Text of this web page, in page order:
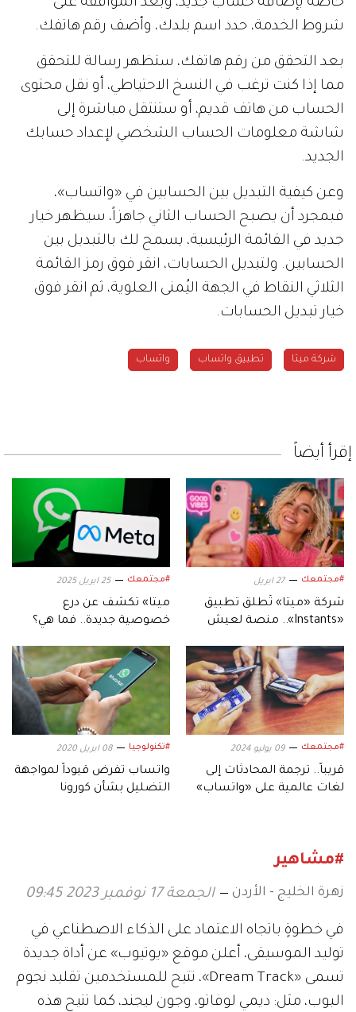
خاصة بإضافة حساب جديد، وبعد الموافقة على
شروط الخدمة، حدد اسم بلدك، وأضف رقم هاتفك.
بعد التحقق من رقم هاتفك، ستظهر رسالة للتحقق
مما إذا كنت ترغب في النسخ الاحتياطي، أو نقل محتوى
الحساب من هاتف قديم، أو ستنتقل مباشرة إلى
شاشة معلومات الحساب الشخصي لإعداد حسابك
الجديد.
وعن كيفية التبديل بين الحسابين في «واتساب»،
فبمجرد أن يصبح الحساب الثاني جاهزاً، سيظهر خيار
جديد في القائمة الرئيسية، يسمح لك بالتبديل بين
الحسابين. ولتبديل الحسابات، انقر فوق رمز القائمة
الثلاثي النقاط في الجهة اليُمنى العلوية، ثم انقر فوق
خيار تبديل الحسابات.
شركة ميتا تطبيق واتساب واتساب
إقرأ أيضاً
#مجتمعك 27 ابريل
شركة «ميتا» تُطلق تطبيق
«Instants».. منصة لعيش
#مجتمعك 25 ابريل 2025
ميتا» تكشف عن درع
خصوصية جديدة.. فما هي؟
#مجتمعك 09 يوليو 2024
قريباً.. ترجمة المحادثات إلى
لغات عالمية على «واتساب»
#تكنولوجيا 08 ابريل 2020
واتساب تفرض قيوداً لمواجهة
التضليل بشأن كورونا
#مشاهير
زهرة الخليج - الأردن الجمعة 17 نوفمبر 2023 09:45
في خطوةٍ باتجاه الاعتماد على الذكاء الاصطناعي في
توليد الموسيقى، أعلن موقع «يوتيوب» عن أداة جديدة
تسمى «Dream Track»، تتيح للمستخدمين تقليد نجوم
البوب، مثل: ديمي لوفاتو، وجون ليجند، كما تتيح هذه